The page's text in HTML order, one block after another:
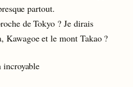
partout.
de Tokyo ? Je dirais
Kawagoe et le mont Takao ?